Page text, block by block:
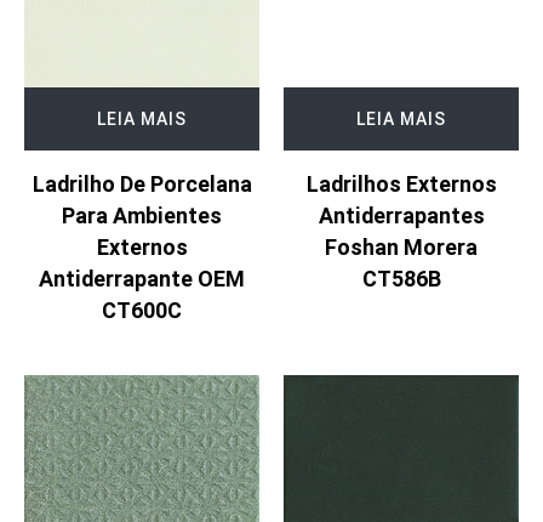
LEIA MAIS
Ladrilho De Porcelana
Para Ambientes
Externos
Antiderrapante OEM
CT600C
LEIA MAIS
Ladrilhos Externos
Antiderrapantes
Foshan Morera
CT586B